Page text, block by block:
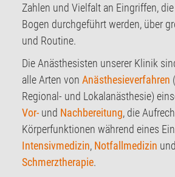
Zahlen und Vielfalt an Eingriffen,
Bogen durchgeführt werden, über
und Routine.
Die Anästhesisten unserer Klinik
alle Arten von Anästhesieverfahren
Regional- und Lokalanästhesie)
Vor-und Nachbereitung, die
Körperfunktionen während eines
Intensivmedizin, Notfallmedizin und
Schmerztherapie.